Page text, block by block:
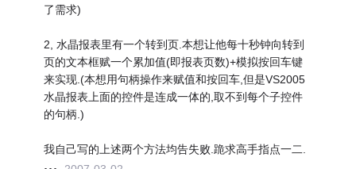
了需求)
2, 水晶报表里有一个转到页.本想让他每十秒钟向转到
页的文本框赋一个累加值(即报表页数)+模拟按回车键
来实现.(本想用句柄操作来赋值和按回车,但是VS2005
水晶报表上面的控件是连成一体的,取不到每个子控件
的句柄.)
我自己写的上述两个方法均告失败.跪求高手指点一二.